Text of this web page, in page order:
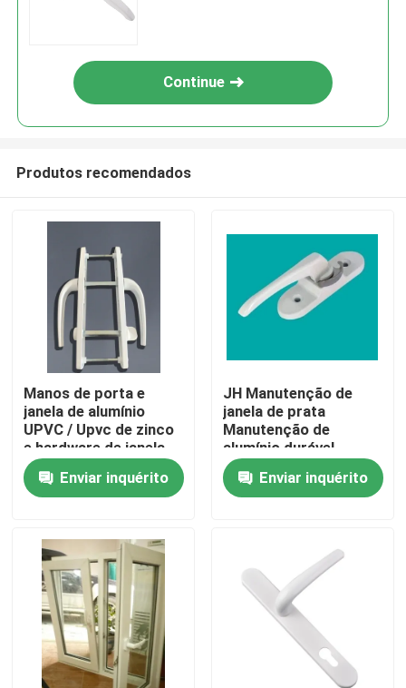
Casa
Produtos
Sobre nós
Excursão da fábrica
Continue
Produtos recomendados
Manos de porta e
janela de alumínio
UPVC / Upvc de zinco
e hardware de janela
de alumínio
Enviar inquérito
JH Manutenção de
janela de prata
Manutenção de
alumínio durável
Enviar inquérito